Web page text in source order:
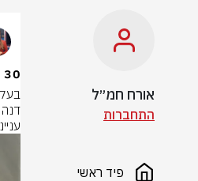
אורח חמ״ל
התחברות
פיד ראשי
30 ימי מחבוש על פאץ' 'משיח': הרדיפה הדתית בצה"ל | דנה ורון